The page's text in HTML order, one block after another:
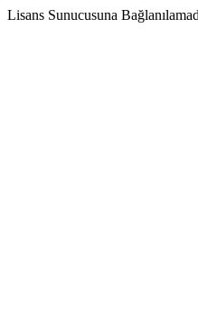
Lisans Sunucusuna